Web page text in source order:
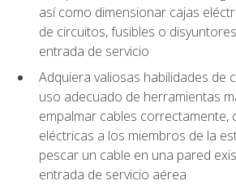
así como dimensionar cajas
de circuitos, fusibles o
entrada de servicio
Adquiera valiosas habilidades de
uso adecuado de herramientas
empalmar cables correctamente,
eléctricas a los miembros de la
pescar un cable en una pared
entrada de servicio aérea